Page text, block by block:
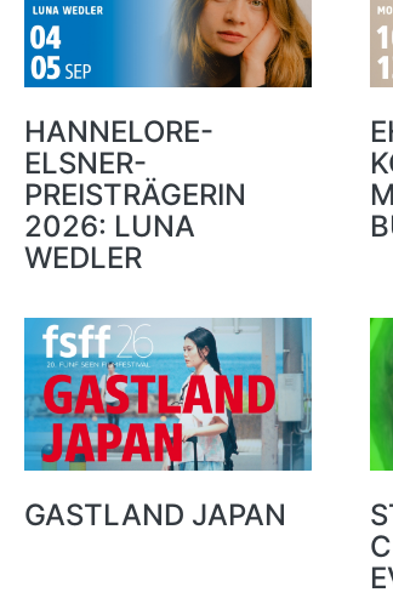
HANNELORE-
ELSNER-
PREISTRÄGERIN
2026: LUNA
WEDLER
GASTLAND JAPAN